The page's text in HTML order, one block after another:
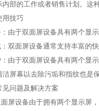
部的工作或者销售计划。这
用技巧
于双面屏设备具有两个显示
面屏设备通常支持丰富的快
于双面屏设备具有两个显示
屏幕以去除污垢和指纹也是
问题及解决方案
设备由于拥有两个显示屏，